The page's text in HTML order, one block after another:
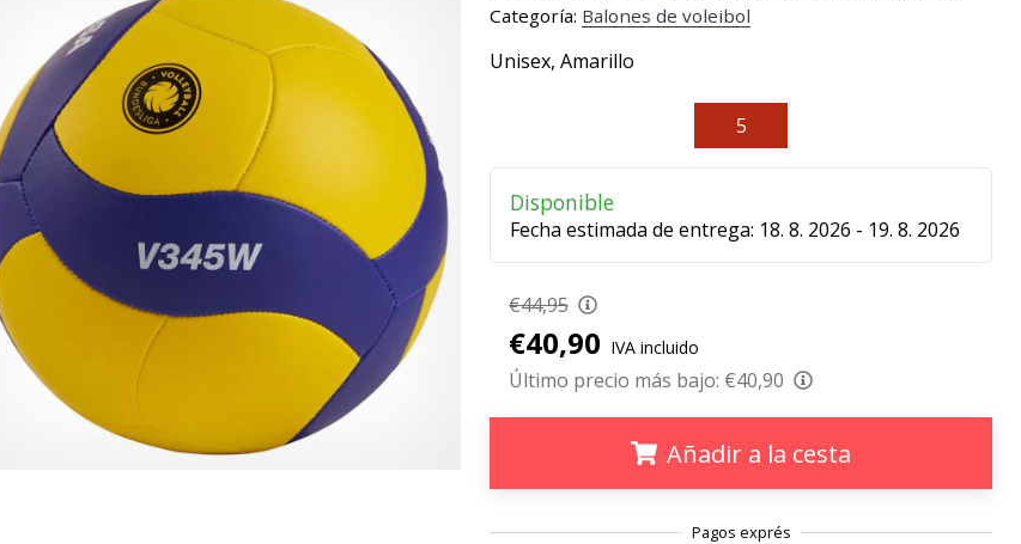
Categoría: Balones de voleibol
Unisex, Amarillo
5
Disponible
Fecha estimada de entrega: 18. 8. 2026 - 19. 8. 2026
€44,95
€40,90 IVA incluido
Último precio más bajo: €40,90
Añadir a la cesta